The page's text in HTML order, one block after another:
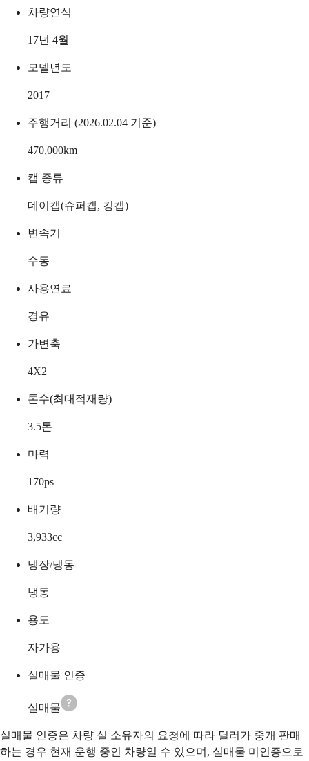
차량연식
17년 4월
모델년도
2017
주행거리 (2026.02.04 기준)
470,000km
캡 종류
데이캡(슈퍼캡, 킹캡)
변속기
수동
사용연료
경유
가변축
4X2
톤수(최대적재량)
3.5톤
마력
170ps
배기량
3,933cc
냉장/냉동
냉동
용도
자가용
실매물 인증
실매물
실매물 인증은 차량 실 소유자의 요청에 따라 딜러가 중개 판매
하는 경우 현재 운행 중인 차량일 수 있으며, 실매물 미인증으로